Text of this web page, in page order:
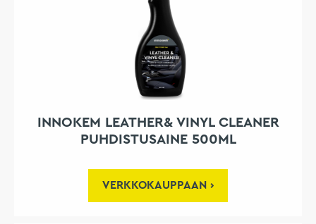
INNOKEM LEATHER& VINYL CLEANER
PUHDISTUSAINE 500ML
VERKKOKAUPPAAN